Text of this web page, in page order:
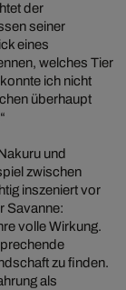
der
seiner
eines
welches Tier
ich nicht
überhaupt
und
zwischen
inszeniert vor
Savanne:
volle Wirkung.
zu finden.
als